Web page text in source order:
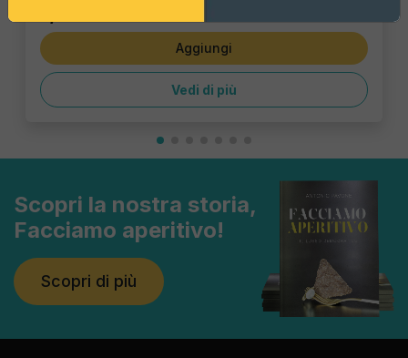
Aggiungi
Vedi di più
Scopri la nostra storia,
Facciamo aperitivo!
Scopri di più